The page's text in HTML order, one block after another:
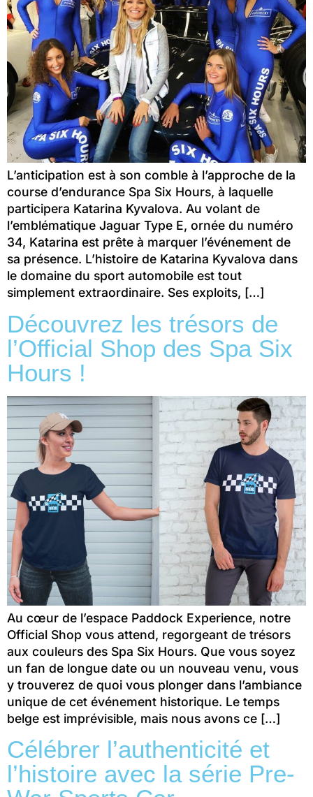
L’anticipation est à son comble à l’approche de la
course d’endurance Spa Six Hours, à laquelle
participera Katarina Kyvalova. Au volant de
l’emblématique Jaguar Type E, ornée du numéro
34, Katarina est prête à marquer l’événement de
sa présence. L’histoire de Katarina Kyvalova dans
le domaine du sport automobile est tout
simplement extraordinaire. Ses exploits, […]
Découvrez les trésors de
l’Official Shop des Spa Six
Hours !
Au cœur de l’espace Paddock Experience, notre
Official Shop vous attend, regorgeant de trésors
aux couleurs des Spa Six Hours. Que vous soyez
un fan de longue date ou un nouveau venu, vous
y trouverez de quoi vous plonger dans l’ambiance
unique de cet événement historique. Le temps
belge est imprévisible, mais nous avons ce […]
Célébrer l’authenticité et
l’histoire avec la série Pre-